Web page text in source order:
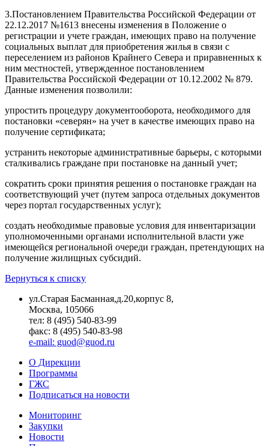
3.Постановлением Правительства Российской Федерации от
22.12.2017 №1613 внесены изменения в Положение о
регистрации и учете граждан, имеющих право на получение
социальных выплат для приобретения жилья в связи с
переселением из районов Крайнего Севера и приравненных к
ним местностей, утвержденное постановлением
Правительства Российской Федерации от 10.12.2002 № 879.
Данные изменения позволили:
упростить процедуру документооборота, необходимого для
постановки «северян» на учет в качестве имеющих право на
получение сертификата;
устранить некоторые административные барьеры, с которыми
сталкивались граждане при постановке на данный учет;
сократить сроки принятия решения о постановке граждан на
соответствующий учет (путем запроса отдельных документов
через портал государственных услуг);
создать необходимые правовые условия для инвентаризации
уполномоченными органами исполнительной власти уже
имеющейся региональной очереди граждан, претендующих на
получение жилищных субсидий.
Вернуться к списку
ул.Старая Басманная,д.20,корпус 8,
Москва, 105066
тел: 8 (495) 540-83-99
факс: 8 (495) 540-83-98
e-mail: guod@guod.ru
О Дирекции
Программы
ГЖС
Подписаться на новости
Мониторинг
Закупки
Новости